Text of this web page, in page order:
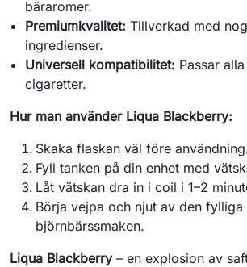
bäraromer.
Premiumkvalitet: Tillverkad med
ingredienser.
Universell kompatibilitet: Passar
cigaretter.
Hur man använder Liqua Blackberry:
Skaka flaskan väl före
Fyll tanken på din enhet med
Låt vätskan dra in i coil i 1–2
Börja vejpa och njut av den fylliga
björnbärssmaken.
Liqua Blackberry– en explosion av